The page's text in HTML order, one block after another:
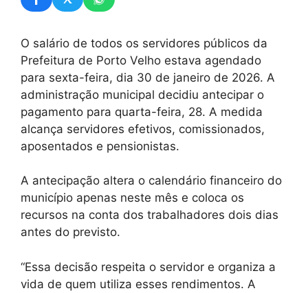
O salário de todos os servidores públicos da
Prefeitura de Porto Velho estava agendado
para sexta-feira, dia 30 de janeiro de 2026. A
administração municipal decidiu antecipar o
pagamento para quarta-feira, 28. A medida
alcança servidores efetivos, comissionados,
aposentados e pensionistas.
A antecipação altera o calendário financeiro do
município apenas neste mês e coloca os
recursos na conta dos trabalhadores dois dias
antes do previsto.
“Essa decisão respeita o servidor e organiza a
vida de quem utiliza esses rendimentos. A